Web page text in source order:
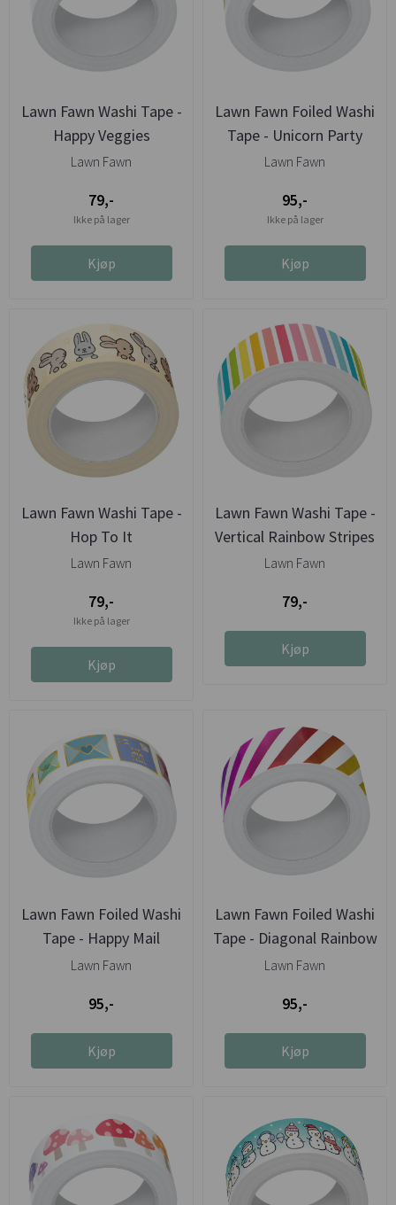
Lawn Fawn Washi Tape -
Happy Veggies
Lawn Fawn
79,-
Ikke på lager
Kjøp
Lawn Fawn Foiled Washi
Tape - Unicorn Party
Lawn Fawn
95,-
Ikke på lager
Kjøp
Lawn Fawn Washi Tape -
Hop To It
Lawn Fawn
79,-
Ikke på lager
Kjøp
Lawn Fawn Washi Tape -
Vertical Rainbow Stripes
Lawn Fawn
79,-
Kjøp
Lawn Fawn Foiled Washi
Tape - Happy Mail
Lawn Fawn
95,-
Kjøp
Lawn Fawn Foiled Washi
Tape - Diagonal Rainbow
...
Lawn Fawn
95,-
Kjøp